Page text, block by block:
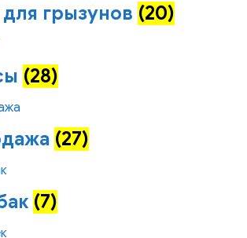
грызунов (20)
(28)
(27)
(7)